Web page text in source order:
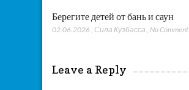
Берегите детей от бань и саун
02.06.2026 Сила Кузбасса No Comment
Leave a Reply